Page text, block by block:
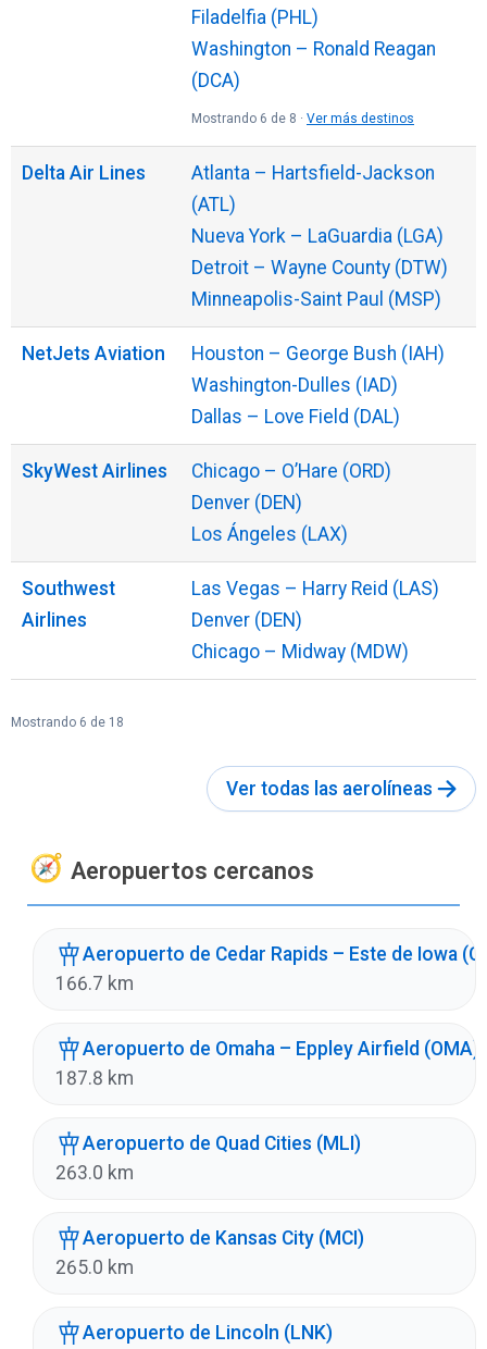
Filadelfia (PHL)
Washington – Ronald Reagan
(DCA)
Mostrando 6 de 8 · Ver más destinos
Delta Air Lines
Atlanta – Hartsfield-Jackson
(ATL)
Nueva York – LaGuardia (LGA)
Detroit – Wayne County (DTW)
Minneapolis-Saint Paul (MSP)
NetJets Aviation
Houston – George Bush (IAH)
Washington-Dulles (IAD)
Dallas – Love Field (DAL)
SkyWest Airlines
Chicago – O’Hare (ORD)
Denver (DEN)
Los Ángeles (LAX)
Southwest
Airlines
Las Vegas – Harry Reid (LAS)
Denver (DEN)
Chicago – Midway (MDW)
Mostrando 6 de 18
Ver todas las aerolíneas
Aeropuertos cercanos
Aeropuerto de Cedar Rapids – Este de Iowa
166.7 km
Aeropuerto de Omaha – Eppley Airfield (OMA)
187.8 km
Aeropuerto de Quad Cities (MLI)
263.0 km
Aeropuerto de Kansas City (MCI)
265.0 km
Aeropuerto de Lincoln (LNK)